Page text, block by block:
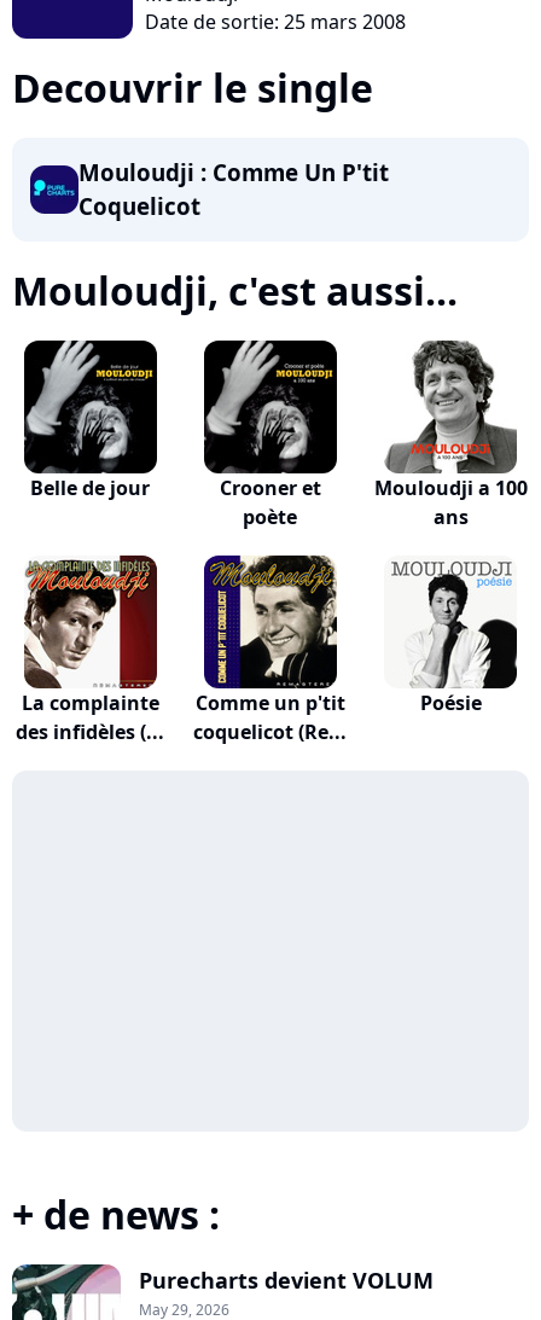
Date de sortie: 25 mars 2008
Decouvrir le single
Mouloudji : Comme Un P'tit
Coquelicot
Mouloudji, c'est aussi...
Belle de jour
Crooner et
poète
Mouloudji a 100
ans
La complainte
des infidèles (...
Comme un p'tit
coquelicot (Re...
Poésie
+ de news :
Purecharts devient VOLUM
May 29, 2026